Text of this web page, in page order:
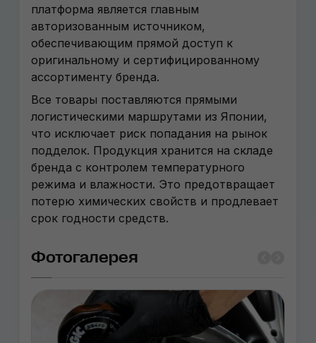
платформа является главным
авторизованным источником,
обеспечивающим прямой доступ к
оригинальному и сертифицированному
ассортименту бренда.
Все товары поставляются прямыми
логистическими маршрутами из Японии,
что исключает риск попадания на рынок
подделок. Продукция хранится на складе
бренда с контролем температурного
режима и влажности. Это предотвращает
потерю химических свойств и продлевает
срок годности средств.
Фотогалерея